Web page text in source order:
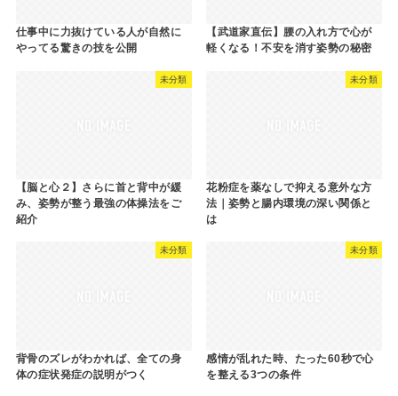
仕事中に力抜けている人が自然に
やってる驚きの技を公開
【武道家直伝】腰の入れ方で心が
軽くなる！不安を消す姿勢の秘密
未分類
【脳と心２】さらに首と背中が緩
み、姿勢が整う最強の体操法をご
紹介
未分類
花粉症を薬なしで抑える意外な方
法｜姿勢と腸内環境の深い関係と
は
未分類
背骨のズレがわかれば、全ての身
体の症状発症の説明がつく
未分類
感情が乱れた時、たった60秒で心
を整える3つの条件